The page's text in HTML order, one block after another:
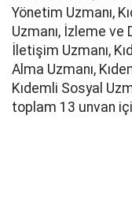
Yönetim Uzmanı,
Uzmanı, İzleme ve
İletişim Uzmanı,
Alma Uzmanı,
Kıdemli Sosyal
toplam 13 unvan